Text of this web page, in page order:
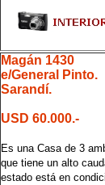
Magán 1430
e/General Pinto.
Sarandí.
USD 60.000.-
Es una Casa de 3
que tiene un alto
estado está en